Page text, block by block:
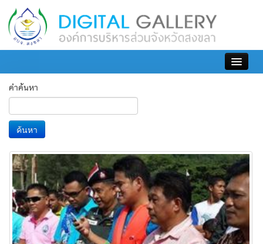
เข้าสู่ระบบ
คำค้นหา
ค้นหา